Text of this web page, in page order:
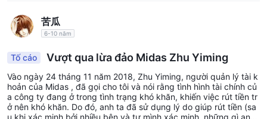
苦瓜
6-10 năm
Tố cáo Vượt qua lừa đảo Midas Zhu Yiming
Vào ngày 24 tháng 11 năm 2018, Zhu Yiming, người quản lý tài k
hoản của Midas , đã gọi cho tôi và nói rằng tình hình tài chính củ
a công ty đang ở trong tình trạng khó khăn, khiến việc rút tiền tr
ở nên khó khăn. Do đó, anh ta đã sử dụng lý do giúp rút tiền (sa